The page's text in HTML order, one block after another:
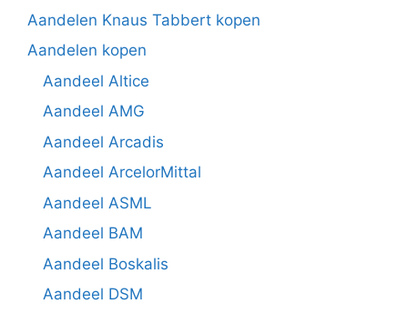
Aandelen Knaus Tabbert kopen
Aandelen kopen
Aandeel Altice
Aandeel AMG
Aandeel Arcadis
Aandeel ArcelorMittal
Aandeel ASML
Aandeel BAM
Aandeel Boskalis
Aandeel DSM